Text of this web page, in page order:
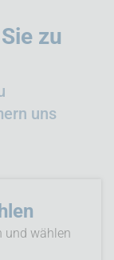
zu
uns
und wählen